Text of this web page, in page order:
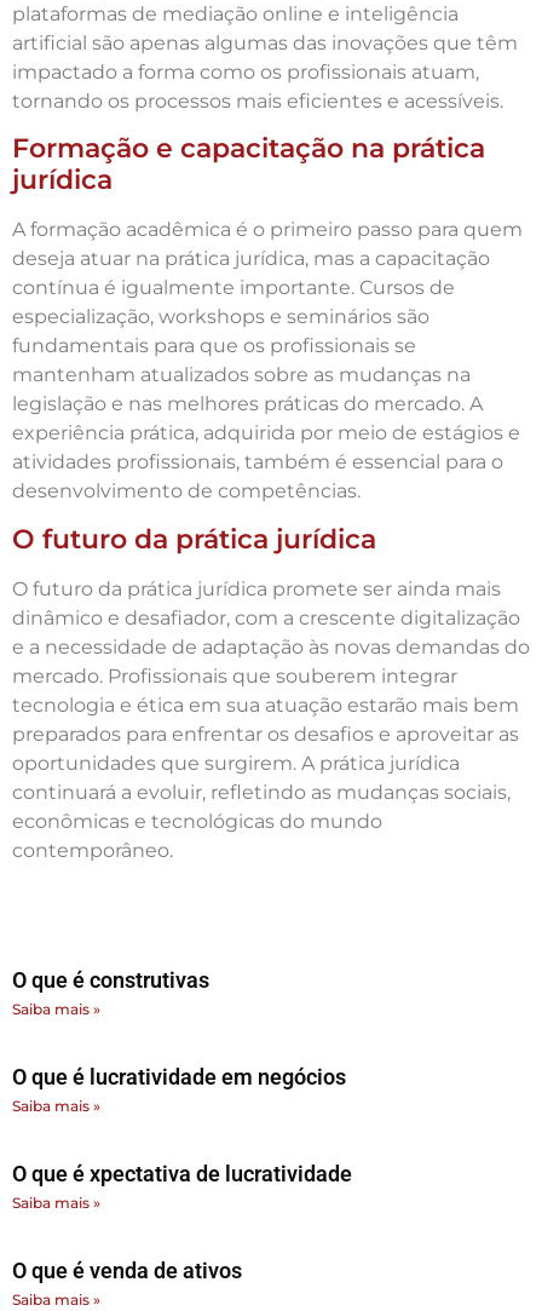
plataformas de mediação online e inteligência
artificial são apenas algumas das inovações que têm
impactado a forma como os profissionais atuam,
tornando os processos mais eficientes e acessíveis.
Formação e capacitação na prática
jurídica
A formação acadêmica é o primeiro passo para quem
deseja atuar na prática jurídica, mas a capacitação
contínua é igualmente importante. Cursos de
especialização, workshops e seminários são
fundamentais para que os profissionais se
mantenham atualizados sobre as mudanças na
legislação e nas melhores práticas do mercado. A
experiência prática, adquirida por meio de estágios e
atividades profissionais, também é essencial para o
desenvolvimento de competências.
O futuro da prática jurídica
O futuro da prática jurídica promete ser ainda mais
dinâmico e desafiador, com a crescente digitalização
e a necessidade de adaptação às novas demandas do
mercado. Profissionais que souberem integrar
tecnologia e ética em sua atuação estarão mais bem
preparados para enfrentar os desafios e aproveitar as
oportunidades que surgirem. A prática jurídica
continuará a evoluir, refletindo as mudanças sociais,
econômicas e tecnológicas do mundo
contemporâneo.
O que é construtivas
Saiba mais »
O que é lucratividade em negócios
Saiba mais »
O que é xpectativa de lucratividade
Saiba mais »
O que é venda de ativos
Saiba mais »